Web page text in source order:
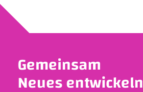
Gemeinsam
Neues entwickeln